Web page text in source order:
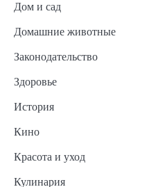
Дом и сад
Домашние животные
Законодательство
Здоровье
История
Кино
Красота и уход
Кулинария